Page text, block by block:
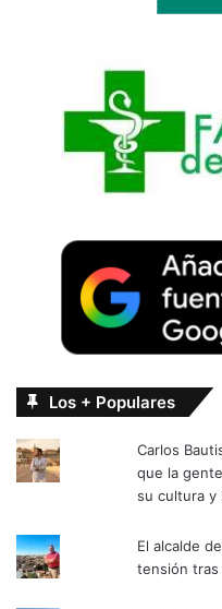
Los + Populares
Carlos
que la
su cultura y
El alcalde
tensión tras